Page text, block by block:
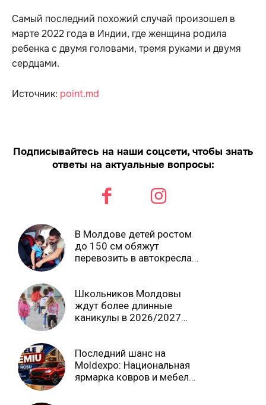
Самый последний похожий случай произошел в
марте 2022 года в Индии, где женщина родила
ребенка с двумя головами, тремя руками и двумя
сердцами.
Источник: point.md
Подписывайтесь на наши соцсети, чтобы знать
ответы на актуальные вопросы:
В Молдове детей ростом
до 150 см обяжут
перевозить в автокреслах
Школьников Молдовы
ждут более длинные
каникулы в 2026/2027
Последний шанс на
Moldexpo: Национальная
ярмарка ковров и мебели